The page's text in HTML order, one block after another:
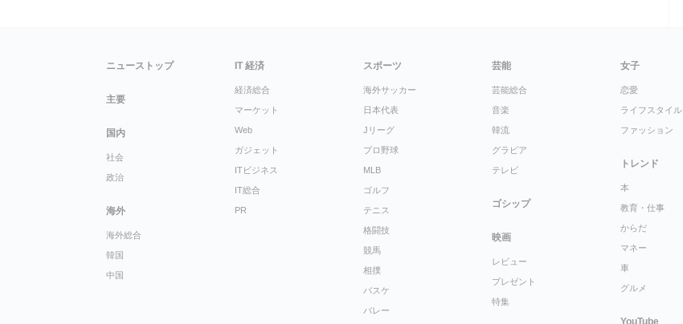
ニューストップ
主要
国内
社会
政治
海外
海外総合
韓国
中国
IT 経済
経済総合
マーケット
Web
ガジェット
ITビジネス
IT総合
PR
スポーツ
海外サッカー
日本代表
Jリーグ
プロ野球
MLB
ゴルフ
テニス
格闘技
競馬
相撲
バスケ
バレー
芸能
芸能総合
音楽
韓流
グラビア
テレビ
ゴシップ
映画
レビュー
プレゼント
特集
女子
恋愛
ライフスタイル
ファッション
トレンド
本
教育・仕事
からだ
マネー
車
グルメ
YouTube